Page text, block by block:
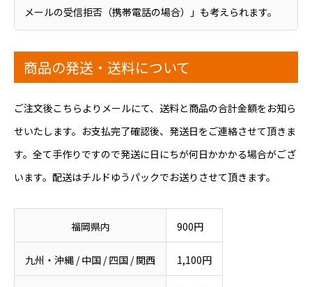
メールの受信拒否（携帯電話の場合）」も考えられます。
商品の発送・送料について
ご注文後こちらよりメールにて、送料と商品の合計金額をお知ら
せいたします。お支払完了確認後、発送日をご連絡させて頂きま
す。全て手作りですので発送に日にちが何日かかかる場合がござ
います。配送はチルドゆうパックでお送りさせて頂きます。
福岡県内 900円
九州・沖縄 / 中国 / 四国 / 関西 1,100円